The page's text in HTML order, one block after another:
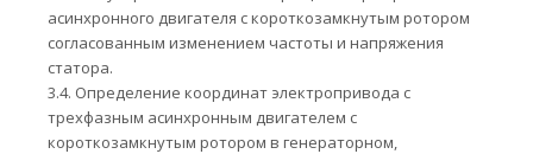
асинхронного двигателя с короткозамкнутым ротором
согласованным изменением частоты и напряжения
статора.
3.4. Определение координат электропривода с
трехфазным асинхронным двигателем с
короткозамкнутым ротором в генераторном,